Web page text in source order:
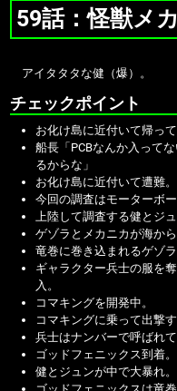
59話：怪獣メ
アイタタタな健（爆）。
チェックポイント
お化け島に近付いて帰っ
船長「PCBなんか入って
るからな」
お化け島に近付いて遭難。
今回の調査はモーターボー
上陸して調査する健とジ
ゲゾラとメカニカが海から
竜巻に巻き込まれるゲゾ
ギャラクター兵士の服を
入。
コマキングを開発中。
コマキングに乗って出撃す
兵士はナンバーで呼ばれて
ゴッドフェニックス到着。
健とジュンが中で大暴れ。